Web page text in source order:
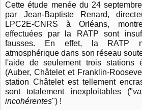
Cette étude menée du 24
par Jean-Baptiste Renard,
LPC2E-CNRS à Orléans,
effectuées par la RATP sont
fausses. En effet, la RATP
atmosphérique dans son réseau
l'aide de seulement trois stations
(Auber, Châtelet et Franklin-
station Châtelet est tellement
sont totalement inexploitables ("
incohérentes") !